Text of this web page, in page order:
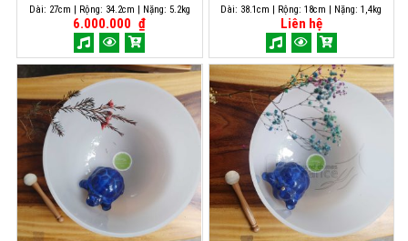
Dài: 27cm | Rộng: 34.2cm | Nặng: 5.2kg
6.000.000 ₫
Dài: 38.1cm | Rộng: 18cm | Nặng: 1,4kg
Liên hệ